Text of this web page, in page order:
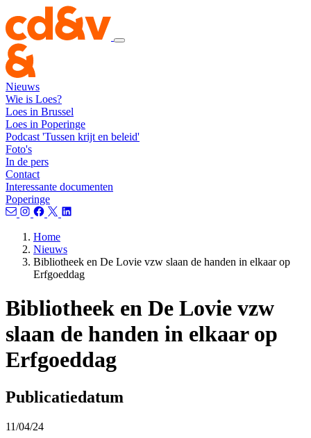
Nieuws
Wie is Loes?
Loes in Brussel
Loes in Poperinge
Podcast 'Tussen krijt en beleid'
Foto's
In de pers
Contact
Interessante documenten
Poperinge
Home
Nieuws
Bibliotheek en De Lovie vzw slaan de handen in elkaar op
Erfgoeddag
Bibliotheek en De Lovie vzw
slaan de handen in elkaar op
Erfgoeddag
Publicatiedatum
11/04/24